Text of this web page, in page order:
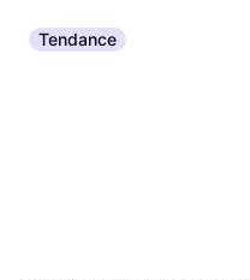
Tendance